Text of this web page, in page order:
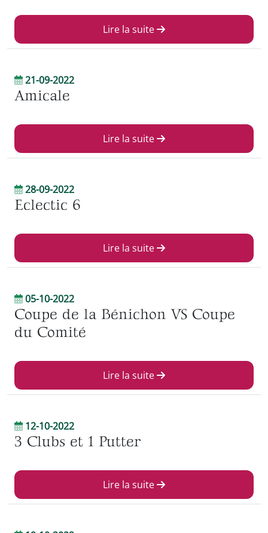
Lire la suite
21-09-2022
Amicale
Lire la suite
28-09-2022
Eclectic 6
Lire la suite
05-10-2022
Coupe de la Bénichon VS Coupe
du Comité
Lire la suite
12-10-2022
3 Clubs et 1 Putter
Lire la suite